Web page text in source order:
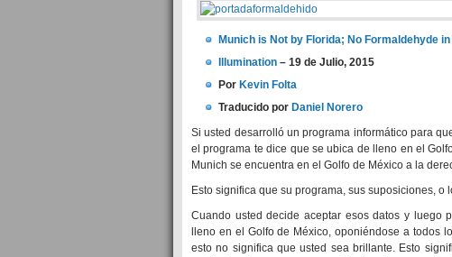
Munich is Not by Florida; No Formaldehyde
Illumination – 19 de Julio, 2015
Por Kevin Folta
Traducido por Daniel Norero
Si usted desarrolló un programa informático para
el programa te dice que se ubica de lleno en el
Munich se encuentra en el Golfo de México a la
Esto significa que su programa, sus suposiciones,
Cuando usted decide aceptar esos datos y luego
lleno en el Golfo de México, oponiéndose a todos
esto no significa que usted sea brillante. Esto